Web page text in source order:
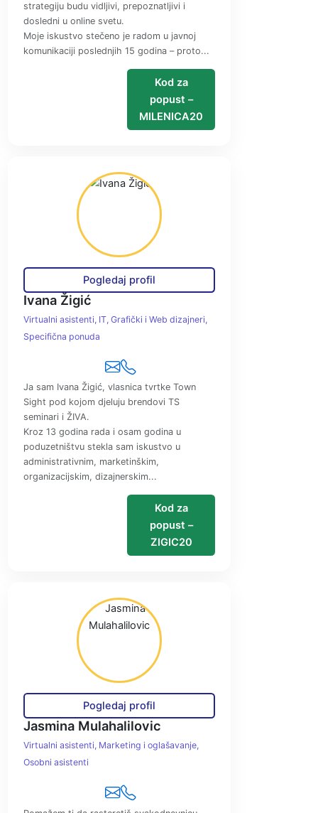
strategiju budu vidljivi, prepoznatljivi i
dosledni u online svetu.
Moje iskustvo stečeno je radom u javnoj
komunikaciji poslednjih 15 godina – proto...
Kod za
popust –
MILENICA20
Pogledaj profil
Ivana Žigić
Virtualni asistenti IT, Grafički i Web dizajneri
Specifična ponuda
Ja sam Ivana Žigić, vlasnica tvrtke Town
Sight pod kojom djeluju brendovi TS
seminari i ŽIVA.
Kroz 13 godina rada i osam godina u
poduzetništvu stekla sam iskustvo u
administrativnim, marketinškim,
organizacijskim, dizajnerskim...
Kod za
popust –
ZIGIC20
Pogledaj profil
Jasmina Mulahalilovic
Virtualni asistenti Marketing i oglašavanje
Osobni asistenti